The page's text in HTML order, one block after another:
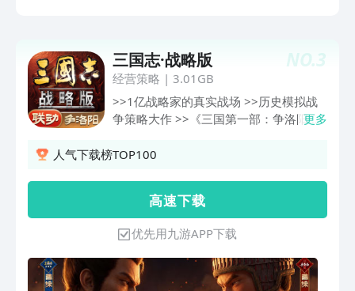
NO.3
三国志·战略版
经营策略 | 3.01GB
>>1亿战略家的真实战场 >>历史模拟战
争策略大作 >>《三国第一部：争洛阳》
送 袁绍、庞德、董卓、及自定义橙将
造，带您沉浸于真实恢弘的三国古战场。
在这高度拟真的沙盘世界中，您将亲历三
国风云，开疆拓土，招贤纳士，并与万千
盟友并肩作战，逐鹿中原，目标直指洛阳
王座。
更多
人气下载榜TOP100
高 速 下 载
优先用九游APP下载